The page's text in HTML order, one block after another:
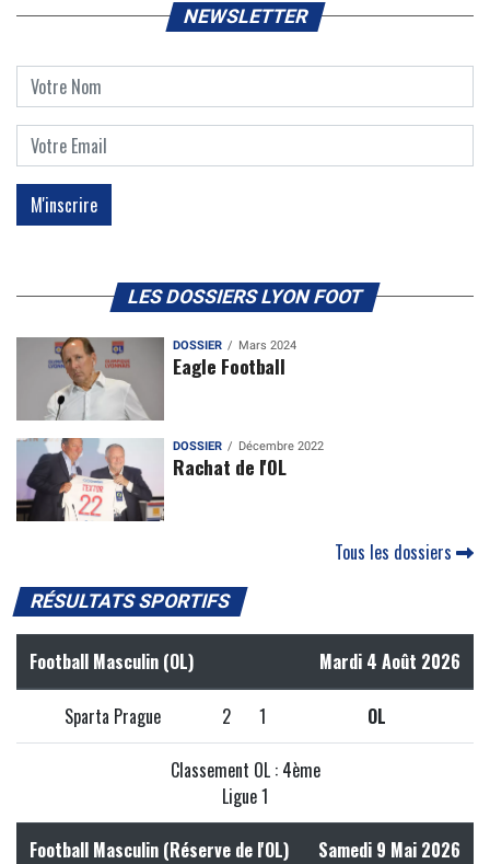
NEWSLETTER
LES DOSSIERS LYON FOOT
DOSSIER Mars 2024
Eagle Football
DOSSIER Décembre 2022
Rachat de l'OL
Tous les dossiers
RÉSULTATS SPORTIFS
Football Masculin (OL) Mardi 4 Août 2026
Sparta Prague 2 1 OL
Classement OL : 4ème
Ligue 1
Football Masculin (Réserve de l'OL) Samedi 9 Mai 2026